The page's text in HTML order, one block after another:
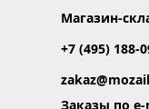
Магазин-
+7 (495) 188-
Заказы по